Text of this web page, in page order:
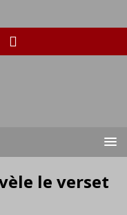
le verset